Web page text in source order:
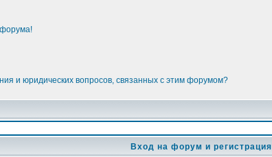
форума!
и юридических вопросов, связанных с этим форумом?
Вход на форум и регистрация